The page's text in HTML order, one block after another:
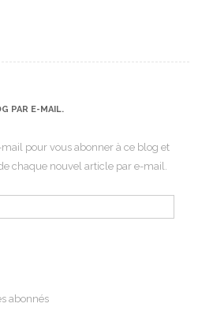
PAR E-MAIL.
mail pour vous abonner à ce blog et
chaque nouvel article par e-mail.
abonnés